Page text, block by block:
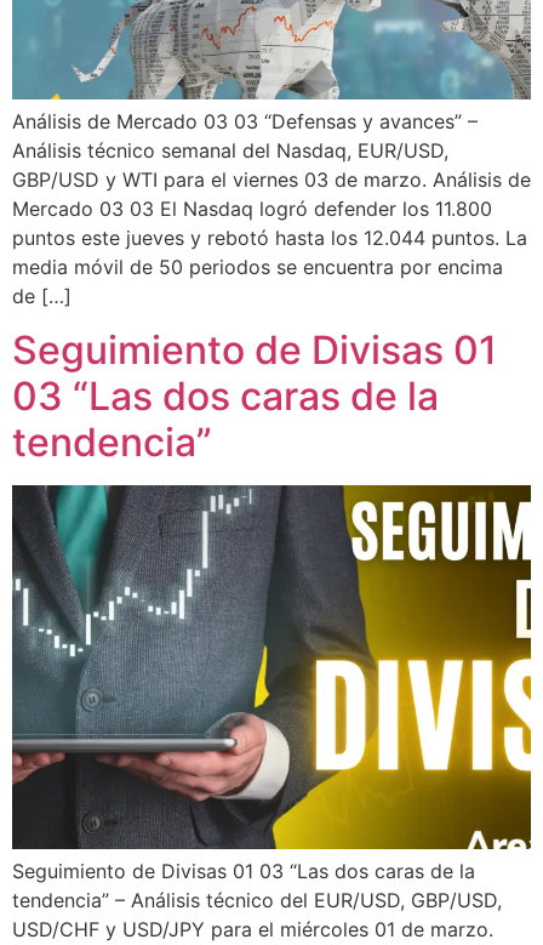
Análisis de Mercado 03 03 “Defensas y avances” –
Análisis técnico semanal del Nasdaq, EUR/USD,
GBP/USD y WTI para el viernes 03 de marzo. Análisis de
Mercado 03 03 El Nasdaq logró defender los 11.800
puntos este jueves y rebotó hasta los 12.044 puntos. La
media móvil de 50 periodos se encuentra por encima
de […]
Seguimiento de Divisas 01
03 “Las dos caras de la
tendencia”
Seguimiento de Divisas 01 03 “Las dos caras de la
tendencia” – Análisis técnico del EUR/USD, GBP/USD,
USD/CHF y USD/JPY para el miércoles 01 de marzo.